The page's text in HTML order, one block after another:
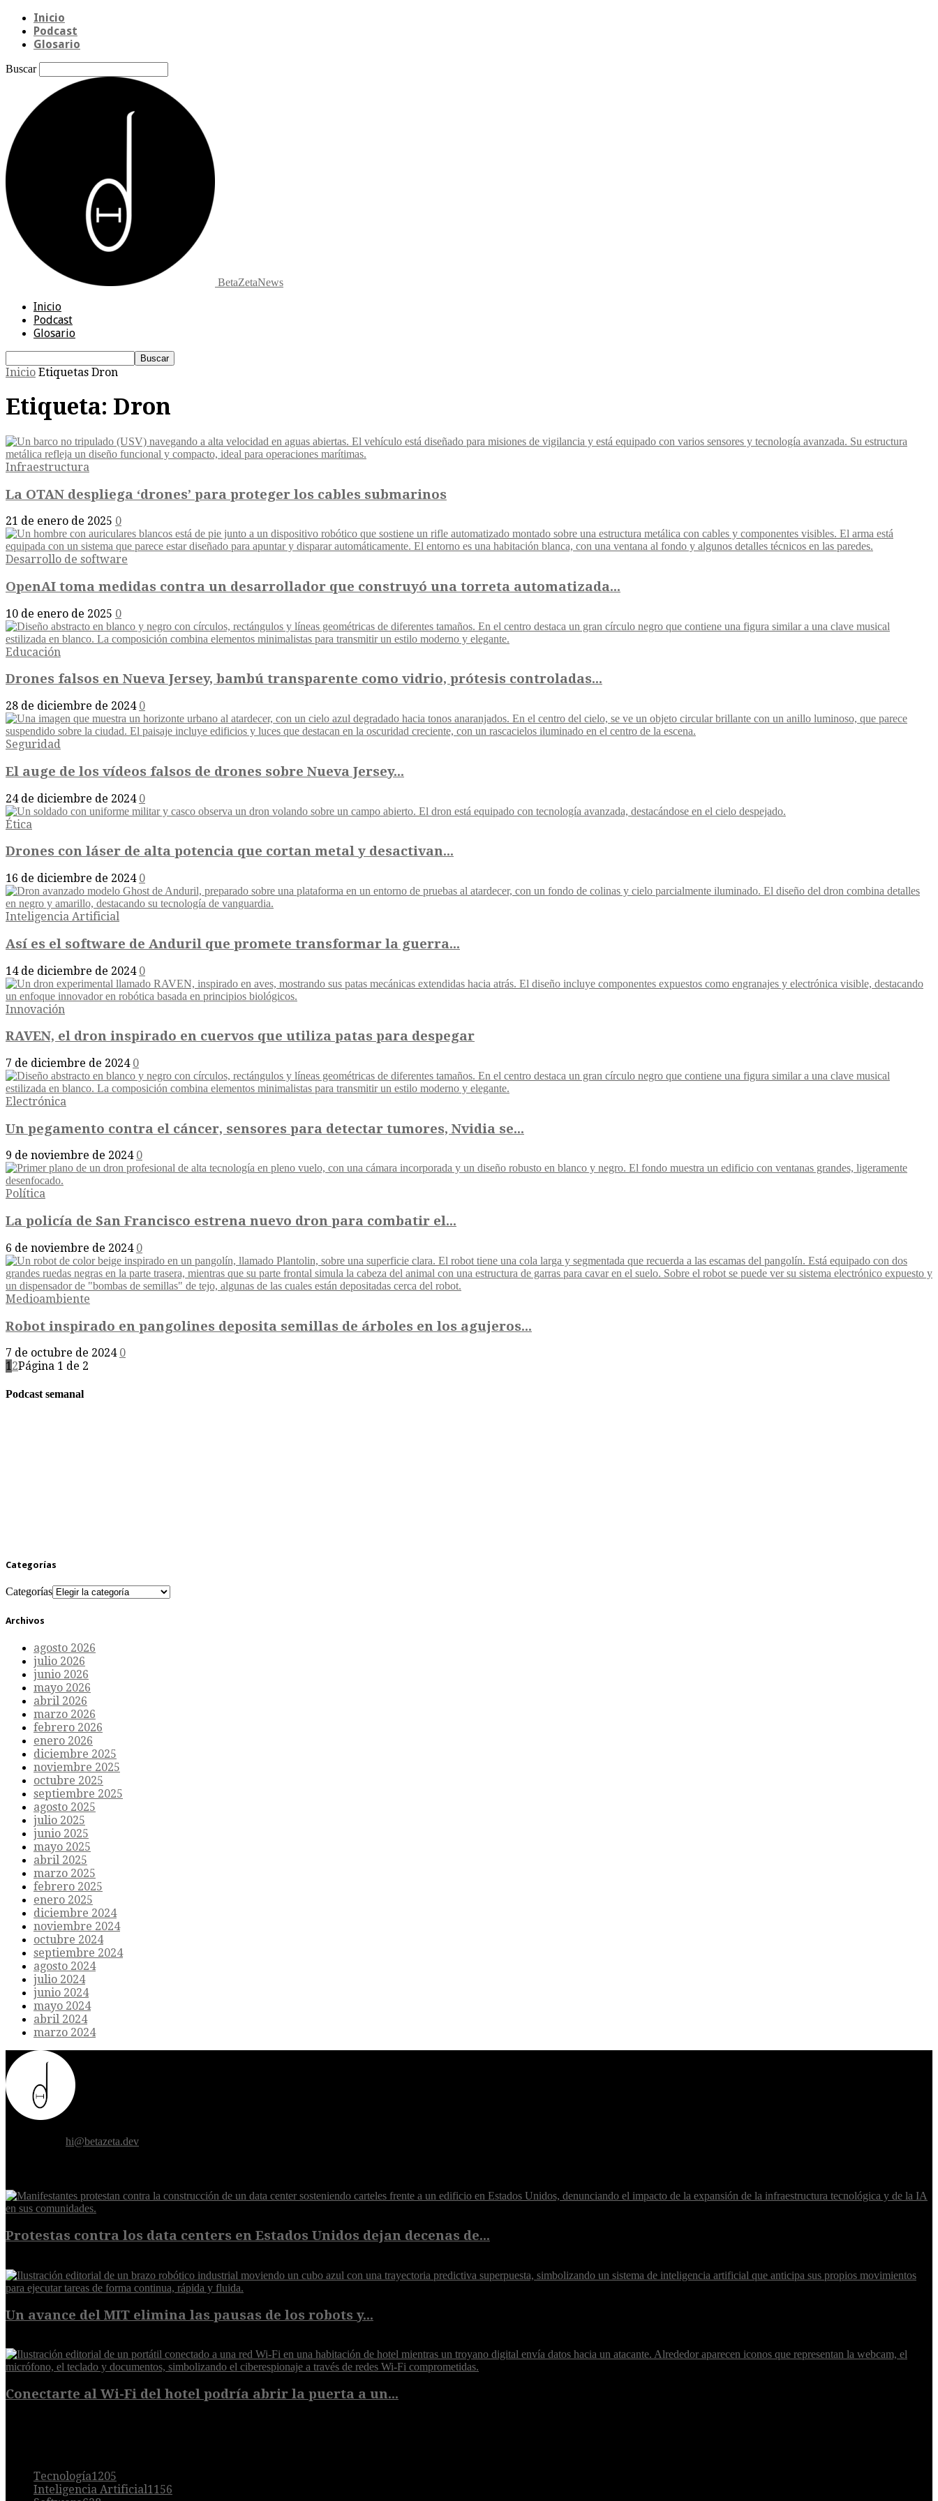
Inicio
Podcast
Glosario
Buscar
BetaZetaNews
Inicio
Podcast
Glosario
Inicio Etiquetas Dron
Etiqueta: Dron
Infraestructura
La OTAN despliega ‘drones’ para proteger los cables submarinos
21 de enero de 2025 0
Desarrollo de software
OpenAI toma medidas contra un desarrollador que construyó una torreta automatizada...
10 de enero de 2025 0
Educación
Drones falsos en Nueva Jersey, bambú transparente como vidrio, prótesis controladas...
28 de diciembre de 2024 0
Seguridad
El auge de los vídeos falsos de drones sobre Nueva Jersey...
24 de diciembre de 2024 0
Ética
Drones con láser de alta potencia que cortan metal y desactivan...
16 de diciembre de 2024 0
Inteligencia Artificial
Así es el software de Anduril que promete transformar la guerra...
14 de diciembre de 2024 0
Innovación
RAVEN, el dron inspirado en cuervos que utiliza patas para despegar
7 de diciembre de 2024 0
Electrónica
Un pegamento contra el cáncer, sensores para detectar tumores, Nvidia se...
9 de noviembre de 2024 0
Política
La policía de San Francisco estrena nuevo dron para combatir el...
6 de noviembre de 2024 0
Medioambiente
Robot inspirado en pangolines deposita semillas de árboles en los agujeros...
7 de octubre de 2024 0
12Página 1 de 2
Podcast semanal
Categorías
Categorías
Archivos
agosto 2026
julio 2026
junio 2026
mayo 2026
abril 2026
marzo 2026
febrero 2026
enero 2026
diciembre 2025
noviembre 2025
octubre 2025
septiembre 2025
agosto 2025
julio 2025
junio 2025
mayo 2025
abril 2025
marzo 2025
febrero 2025
enero 2025
diciembre 2024
noviembre 2024
octubre 2024
septiembre 2024
agosto 2024
julio 2024
junio 2024
mayo 2024
abril 2024
marzo 2024
hi@betazeta.dev
Protestas contra los data centers en Estados Unidos dejan decenas de...
Un avance del MIT elimina las pausas de los robots y...
Conectarte al Wi-Fi del hotel podría abrir la puerta a un...
Tecnología1205
Inteligencia Artificial1156